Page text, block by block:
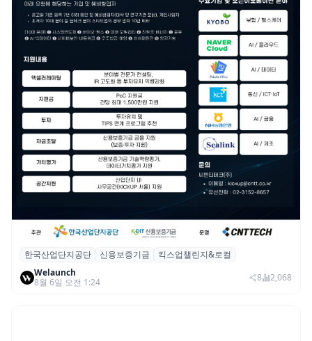
산단공·신보, 2026 ‘킥스업 챌린지&로컬’ 참
여 스타트업 모집
한국산업단지공단 신용보증기금
킥스업챌린지&로컬
Welaunch
8월 6일 오전 1:24
8 2,068